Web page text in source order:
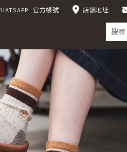
官方帳號 店舖地址